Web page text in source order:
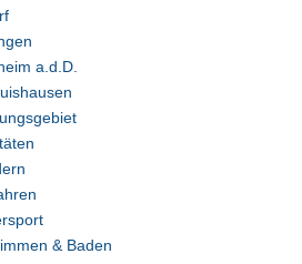
a.d.D.
& Baden